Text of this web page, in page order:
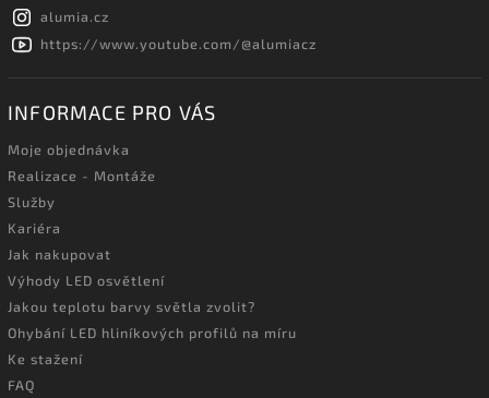
alumia.cz
https://www.youtube.com/@alumiacz
INFORMACE PRO VÁS
Moje objednávka
Realizace - Montáže
Služby
Kariéra
Jak nakupovat
Výhody LED osvětlení
Jakou teplotu barvy světla zvolit?
Ohybání LED hliníkových profilů na míru
Ke stažení
FAQ